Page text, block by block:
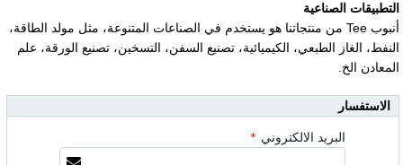
التطبيقات الصناعية
أنبوب Tee من منتجاتنا هو يستخدم في الصناعات المتنوعة، مثل مولد الطاقة،
النفط، الغاز الطبعي، الكيميائية، تصنيع السفن، التسخين، تصنيع الورقة، علم
المعادن الخ.
الاستفسار